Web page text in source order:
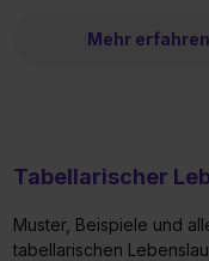
Mehr erfahren
Tabellarischer
Muster, Beispiele und
tabellarischen